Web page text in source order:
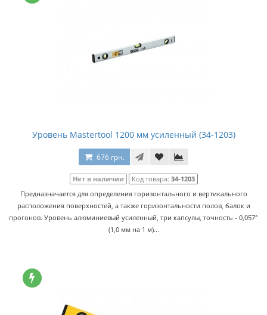
Уровень Mastertool 1200 мм усиленный (34-1203)
676 грн.
Нет в наличии Код товара: 34-1203
Предназначается для определения горизонтального и вертикального
расположения поверхностей, а также горизонтальности полов, балок и
прогонов. Уровень алюминиевый усиленный, три капсулы, точность - 0,057°
(1,0 мм на 1 м)...